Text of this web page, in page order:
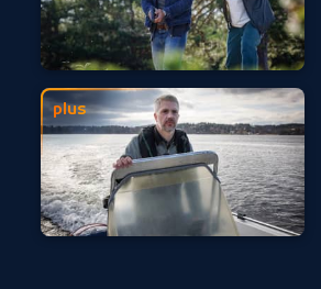
plus